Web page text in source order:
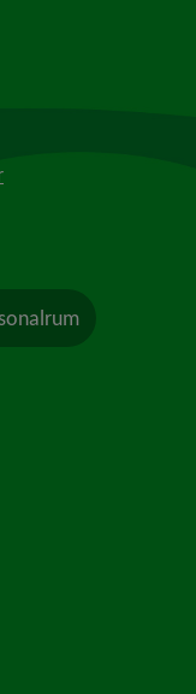
öppnas i nytt